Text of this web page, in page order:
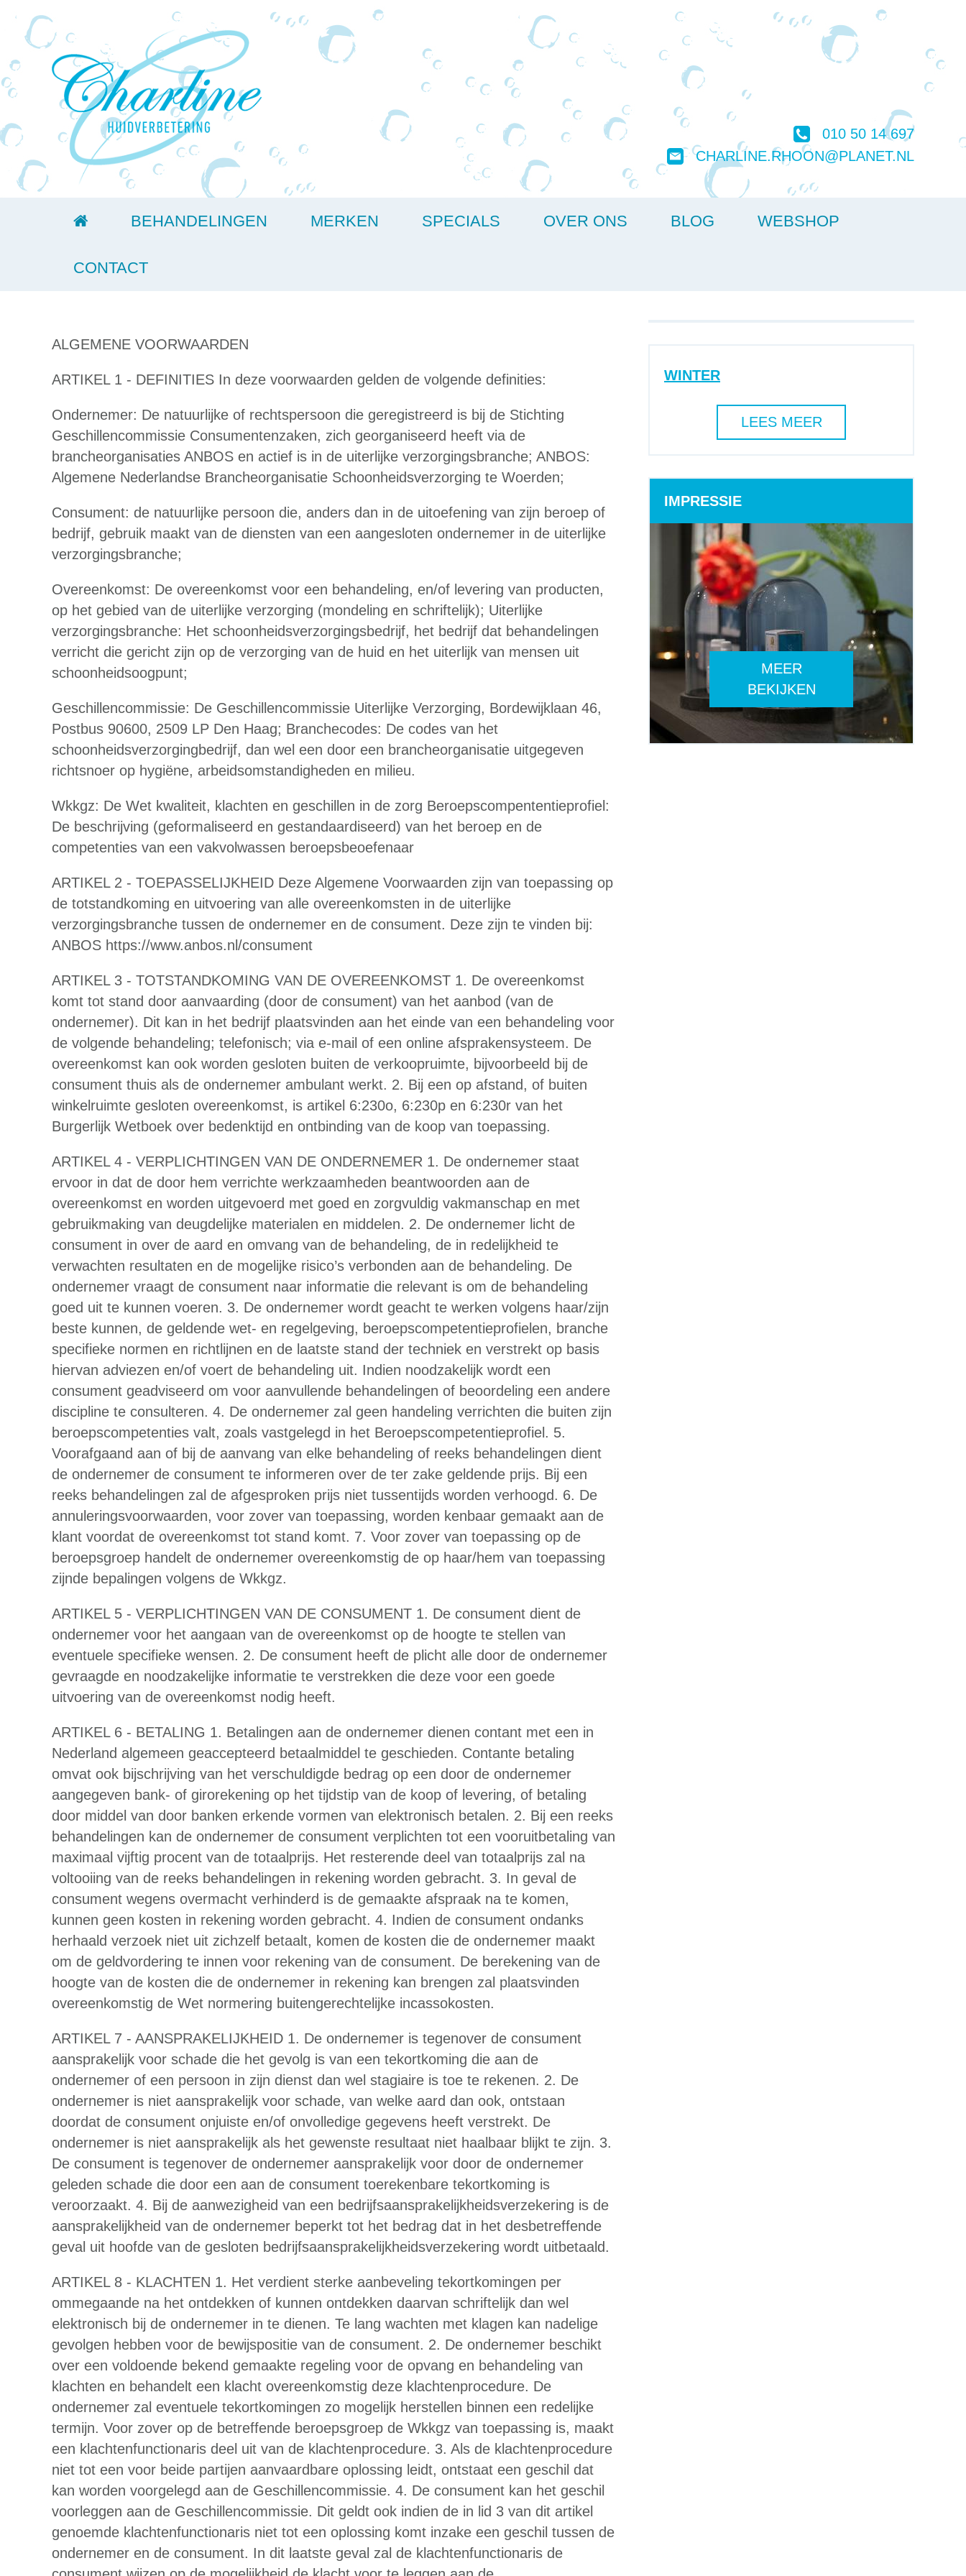
010 50 14 697
CHARLINE.RHOON@PLANET.NL
BEHANDELINGEN MERKEN SPECIALS OVER ONS BLOG WEBSHOP
CONTACT
ALGEMENE VOORWAARDEN
ARTIKEL 1 - DEFINITIES In deze voorwaarden gelden de volgende definities:
Ondernemer: De natuurlijke of rechtspersoon die geregistreerd is bij de Stichting
Geschillencommissie Consumentenzaken, zich georganiseerd heeft via de
brancheorganisaties ANBOS en actief is in de uiterlijke verzorgingsbranche; ANBOS:
Algemene Nederlandse Brancheorganisatie Schoonheidsverzorging te Woerden;
Consument: de natuurlijke persoon die, anders dan in de uitoefening van zijn beroep of
bedrijf, gebruik maakt van de diensten van een aangesloten ondernemer in de uiterlijke
verzorgingsbranche;
Overeenkomst: De overeenkomst voor een behandeling, en/of levering van producten,
op het gebied van de uiterlijke verzorging (mondeling en schriftelijk); Uiterlijke
verzorgingsbranche: Het schoonheidsverzorgingsbedrijf, het bedrijf dat behandelingen
verricht die gericht zijn op de verzorging van de huid en het uiterlijk van mensen uit
schoonheidsoogpunt;
Geschillencommissie: De Geschillencommissie Uiterlijke Verzorging, Bordewijklaan 46,
Postbus 90600, 2509 LP Den Haag; Branchecodes: De codes van het
schoonheidsverzorgingbedrijf, dan wel een door een brancheorganisatie uitgegeven
richtsnoer op hygiëne, arbeidsomstandigheden en milieu.
Wkkgz: De Wet kwaliteit, klachten en geschillen in de zorg Beroepscompententieprofiel:
De beschrijving (geformaliseerd en gestandaardiseerd) van het beroep en de
competenties van een vakvolwassen beroepsbeoefenaar
ARTIKEL 2 - TOEPASSELIJKHEID Deze Algemene Voorwaarden zijn van toepassing op
de totstandkoming en uitvoering van alle overeenkomsten in de uiterlijke
verzorgingsbranche tussen de ondernemer en de consument. Deze zijn te vinden bij:
ANBOS https://www.anbos.nl/consument
ARTIKEL 3 - TOTSTANDKOMING VAN DE OVEREENKOMST 1. De overeenkomst
komt tot stand door aanvaarding (door de consument) van het aanbod (van de
ondernemer). Dit kan in het bedrijf plaatsvinden aan het einde van een behandeling voor
de volgende behandeling; telefonisch; via e-mail of een online afsprakensysteem. De
overeenkomst kan ook worden gesloten buiten de verkoopruimte, bijvoorbeeld bij de
consument thuis als de ondernemer ambulant werkt. 2. Bij een op afstand, of buiten
winkelruimte gesloten overeenkomst, is artikel 6:230o, 6:230p en 6:230r van het
Burgerlijk Wetboek over bedenktijd en ontbinding van de koop van toepassing.
ARTIKEL 4 - VERPLICHTINGEN VAN DE ONDERNEMER 1. De ondernemer staat
ervoor in dat de door hem verrichte werkzaamheden beantwoorden aan de
overeenkomst en worden uitgevoerd met goed en zorgvuldig vakmanschap en met
gebruikmaking van deugdelijke materialen en middelen. 2. De ondernemer licht de
consument in over de aard en omvang van de behandeling, de in redelijkheid te
verwachten resultaten en de mogelijke risico’s verbonden aan de behandeling. De
ondernemer vraagt de consument naar informatie die relevant is om de behandeling
goed uit te kunnen voeren. 3. De ondernemer wordt geacht te werken volgens haar/zijn
beste kunnen, de geldende wet- en regelgeving, beroepscompetentieprofielen, branche
specifieke normen en richtlijnen en de laatste stand der techniek en verstrekt op basis
hiervan adviezen en/of voert de behandeling uit. Indien noodzakelijk wordt een
consument geadviseerd om voor aanvullende behandelingen of beoordeling een andere
discipline te consulteren. 4. De ondernemer zal geen handeling verrichten die buiten zijn
beroepscompetenties valt, zoals vastgelegd in het Beroepscompetentieprofiel. 5.
Voorafgaand aan of bij de aanvang van elke behandeling of reeks behandelingen dient
de ondernemer de consument te informeren over de ter zake geldende prijs. Bij een
reeks behandelingen zal de afgesproken prijs niet tussentijds worden verhoogd. 6. De
annuleringsvoorwaarden, voor zover van toepassing, worden kenbaar gemaakt aan de
klant voordat de overeenkomst tot stand komt. 7. Voor zover van toepassing op de
beroepsgroep handelt de ondernemer overeenkomstig de op haar/hem van toepassing
zijnde bepalingen volgens de Wkkgz.
ARTIKEL 5 - VERPLICHTINGEN VAN DE CONSUMENT 1. De consument dient de
ondernemer voor het aangaan van de overeenkomst op de hoogte te stellen van
eventuele specifieke wensen. 2. De consument heeft de plicht alle door de ondernemer
gevraagde en noodzakelijke informatie te verstrekken die deze voor een goede
uitvoering van de overeenkomst nodig heeft.
ARTIKEL 6 - BETALING 1. Betalingen aan de ondernemer dienen contant met een in
Nederland algemeen geaccepteerd betaalmiddel te geschieden. Contante betaling
omvat ook bijschrijving van het verschuldigde bedrag op een door de ondernemer
aangegeven bank- of girorekening op het tijdstip van de koop of levering, of betaling
door middel van door banken erkende vormen van elektronisch betalen. 2. Bij een reeks
behandelingen kan de ondernemer de consument verplichten tot een vooruitbetaling van
maximaal vijftig procent van de totaalprijs. Het resterende deel van totaalprijs zal na
voltooiing van de reeks behandelingen in rekening worden gebracht. 3. In geval de
consument wegens overmacht verhinderd is de gemaakte afspraak na te komen,
kunnen geen kosten in rekening worden gebracht. 4. Indien de consument ondanks
herhaald verzoek niet uit zichzelf betaalt, komen de kosten die de ondernemer maakt
om de geldvordering te innen voor rekening van de consument. De berekening van de
hoogte van de kosten die de ondernemer in rekening kan brengen zal plaatsvinden
overeenkomstig de Wet normering buitengerechtelijke incassokosten.
ARTIKEL 7 - AANSPRAKELIJKHEID 1. De ondernemer is tegenover de consument
aansprakelijk voor schade die het gevolg is van een tekortkoming die aan de
ondernemer of een persoon in zijn dienst dan wel stagiaire is toe te rekenen. 2. De
ondernemer is niet aansprakelijk voor schade, van welke aard dan ook, ontstaan
doordat de consument onjuiste en/of onvolledige gegevens heeft verstrekt. De
ondernemer is niet aansprakelijk als het gewenste resultaat niet haalbaar blijkt te zijn. 3.
De consument is tegenover de ondernemer aansprakelijk voor door de ondernemer
geleden schade die door een aan de consument toerekenbare tekortkoming is
veroorzaakt. 4. Bij de aanwezigheid van een bedrijfsaansprakelijkheidsverzekering is de
aansprakelijkheid van de ondernemer beperkt tot het bedrag dat in het desbetreffende
geval uit hoofde van de gesloten bedrijfsaansprakelijkheidsverzekering wordt uitbetaald.
ARTIKEL 8 - KLACHTEN 1. Het verdient sterke aanbeveling tekortkomingen per
ommegaande na het ontdekken of kunnen ontdekken daarvan schriftelijk dan wel
elektronisch bij de ondernemer in te dienen. Te lang wachten met klagen kan nadelige
gevolgen hebben voor de bewijspositie van de consument. 2. De ondernemer beschikt
over een voldoende bekend gemaakte regeling voor de opvang en behandeling van
klachten en behandelt een klacht overeenkomstig deze klachtenprocedure. De
ondernemer zal eventuele tekortkomingen zo mogelijk herstellen binnen een redelijke
termijn. Voor zover op de betreffende beroepsgroep de Wkkgz van toepassing is, maakt
een klachtenfunctionaris deel uit van de klachtenprocedure. 3. Als de klachtenprocedure
niet tot een voor beide partijen aanvaardbare oplossing leidt, ontstaat een geschil dat
kan worden voorgelegd aan de Geschillencommissie. 4. De consument kan het geschil
voorleggen aan de Geschillencommissie. Dit geldt ook indien de in lid 3 van dit artikel
genoemde klachtenfunctionaris niet tot een oplossing komt inzake een geschil tussen de
ondernemer en de consument. In dit laatste geval zal de klachtenfunctionaris de
WINTER
LEES MEER
IMPRESSIE
MEER
BEKIJKEN